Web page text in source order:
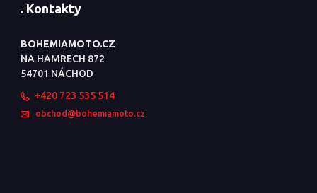
Kontakty
BOHEMIAMOTO.CZ
NA HAMRECH 872
54701 NÁCHOD
+420 723 535 514
obchod@bohemiamoto.cz